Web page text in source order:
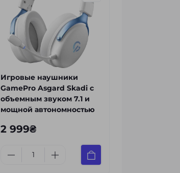
Игровые наушники
GamePro Asgard Skadi с
объемным звуком 7.1 и
мощной автономностью
2 999₴